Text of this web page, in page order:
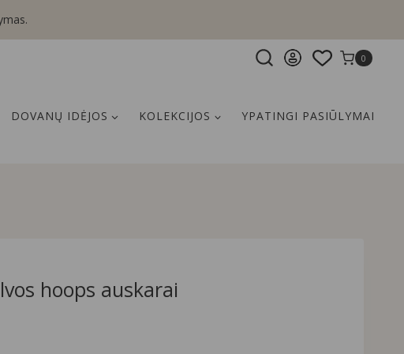
0
DOVANŲ IDĖJOS KOLEKCIJOS YPATINGI PASIŪLYMAI
hoops auskarai